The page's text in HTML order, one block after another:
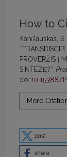
How to
Kanišauskas, S.
PROVERŽIS Į
SINTEZĘ?”,
doi:10.15388/
More
post
share